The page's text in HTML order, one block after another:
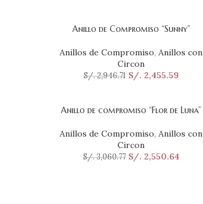
SELECCIONAR OPCIONES
Anillo de Compromiso “Sunny”
Anillos de Compromiso, Anillos con
Circon
S/.2,946.71 S/. 2,455.59
SELECCIONAR OPCIONES
Anillo de compromiso “Flor de Luna”
Anillos de Compromiso, Anillos con
Circon
S/.3,060.77 S/. 2,550.64